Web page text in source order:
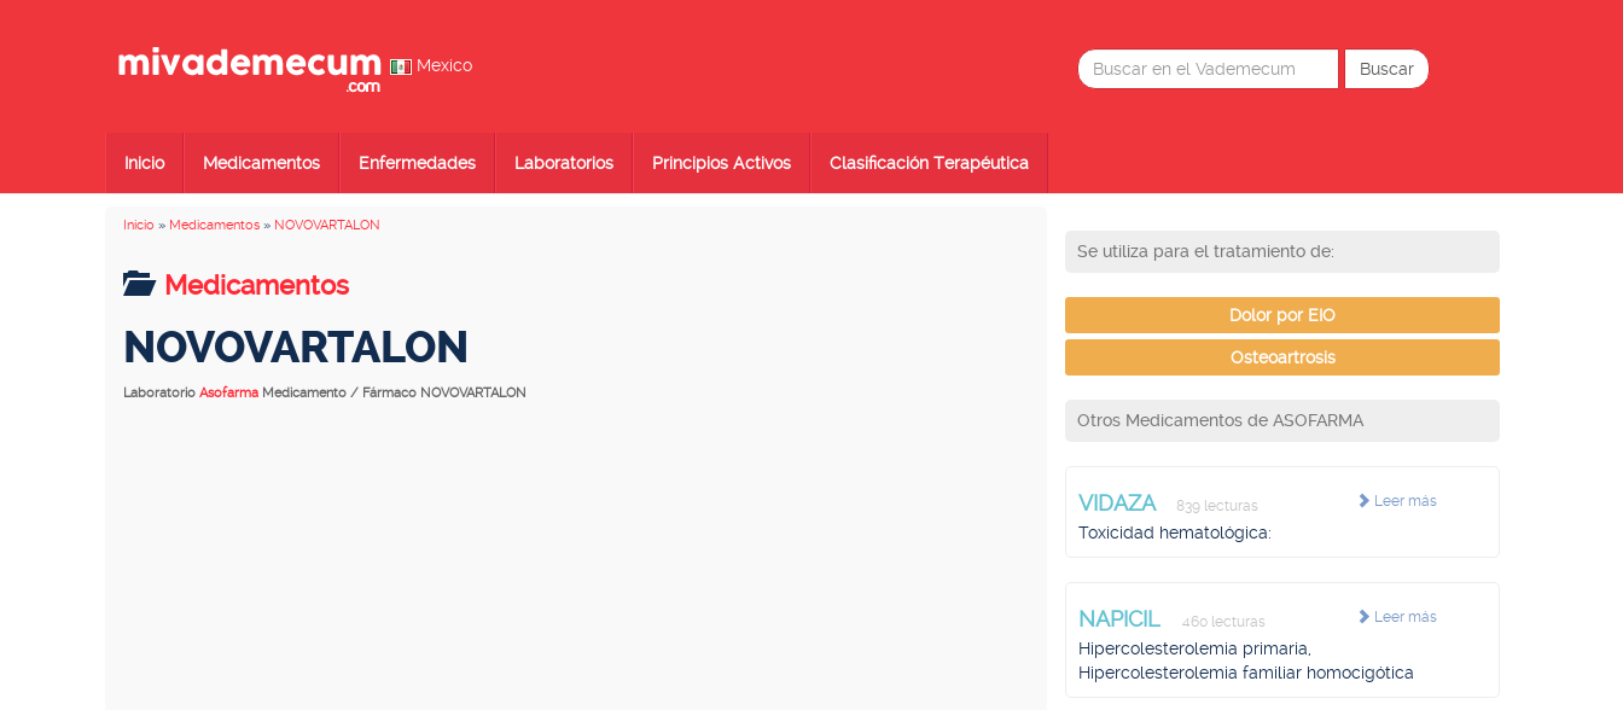
Mexico
Inicio Medicamentos Enfermedades Laboratorios Principios Activos Clasificación Terapéutica
Inicio » Medicamentos » NOVOVARTALON
Medicamentos
NOVOVARTALON
Laboratorio Asofarma Medicamento / Fármaco NOVOVARTALON
Se utiliza para el tratamiento de:
Dolor por EIO
Osteoartrosis
Otros Medicamentos de ASOFARMA
Leer más
VIDAZA 839 lecturas
Toxicidad hematológica:
Leer más
NAPICIL 460 lecturas
Hipercolesterolemia primaria,
Hipercolesterolemia familiar homocigótica